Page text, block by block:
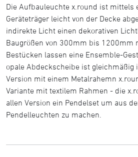
Die Aufbauleuchte x.round ist mittels
Geräteträger leicht von der Decke
indirekte Licht einen dekorativen
Baugrößen von 300mm bis 1200mm
Bestücken lassen eine Ensemble-
opale Abdeckscheibe ist
Version mit einem Metalrahemn
Variante mit textilem Rahmen - die
allen Version ein Pendelset um aus
Pendelleuchten zu machen.